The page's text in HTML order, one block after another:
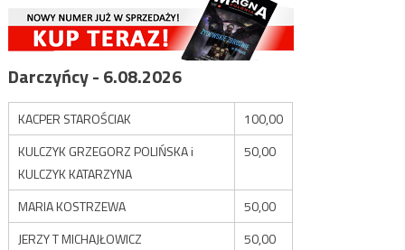
Darczyńcy - 6.08.2026
KACPER STAROŚCIAK
100,00
KULCZYK GRZEGORZ POLIŃSKA i
KULCZYK KATARZYNA
50,00
MARIA KOSTRZEWA
50,00
JERZY T MICHAJŁOWICZ
50,00